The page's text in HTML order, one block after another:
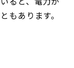
もあります。